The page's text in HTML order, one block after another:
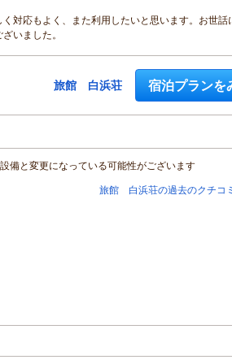
対応もよく、また利用したいと思います。お世話
いました。
旅館 白浜荘 宿泊プランを
備と変更になっている可能性がございます
旅館 白浜荘の過去のクチコ